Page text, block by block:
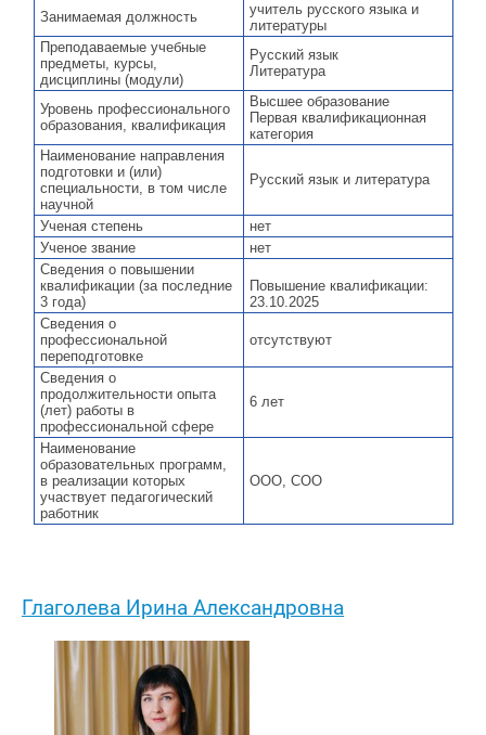
Занимаемая должность
учитель русского языка и
литературы
Преподаваемые учебные
предметы, курсы,
дисциплины (модули)
Русский язык
Литература
Уровень профессионального
образования, квалификация
Высшее образование
Первая квалификационная
категория
Наименование направления
подготовки и (или)
специальности, в том числе
научной
Русский язык и литература
Ученая степень
нет
Ученое звание
нет
Сведения о повышении
квалификации (за последние
3 года)
Повышение квалификации:
23.10.2025
Сведения о
профессиональной
переподготовке
отсутствуют
Сведения о
продолжительности опыта
(лет) работы в
профессиональной сфере
6 лет
Наименование
образовательных программ,
в реализации которых
участвует педагогический
работник
ООО, СОО
Глаголева Ирина Александровна